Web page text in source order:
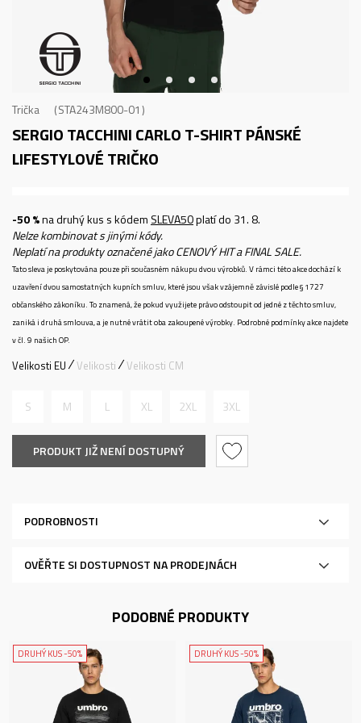
Trička STA243M800-01
SERGIO TACCHINI CARLO T-SHIRTPÁNSKÉ
LIFESTYLOVÉ TRIČKO
-50 %na druhý kus s kódem SLEVA50platí do 31. 8.
Nelze kombinovat s jinými kódy.
Neplatí na produkty označené jako CENOVÝ HIT a FINAL SALE.
Tato sleva je poskytována pouze při současném nákupu dvou výrobků. V rámci této akce dochází k
uzavření dvou samostatných kupních smluv, které jsou však vzájemně závislé podle § 1727
občanského zákoníku. To znamená, že pokud využijete právo odstoupit od jedné z těchto smluv,
zaniká i druhá smlouva, a je nutné vrátit oba zakoupené výrobky. Podrobné podmínky akce najdete
v čl. 9 našich OP.
Velikosti EU Velikosti Velikosti CM
S M L XL 2XL 3XL
PRODUKT JIŽ NENÍ DOSTUPNÝ
PODROBNOSTI
OVĚŘTE SI DOSTUPNOST NA PRODEJNÁCH
PODOBNÉ PRODUKTY
DRUHÝ KUS -50% DRUHÝ KUS -50%